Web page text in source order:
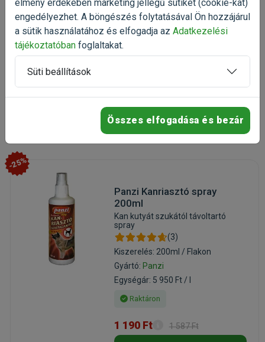
Kiszerelés: 1 db / Csomag
Gyártó:Panzi
Egységár: 735 Ft / db
735 Ft 919 Ft
Kosárba
-25%
Panzi Kanriasztó spray
200ml
Kan kutyát szukától távoltartó
spray
(3)
Kiszerelés: 200ml / Flakon
Gyártó: Panzi
Egységár: 5 950 Ft / l
Raktáron
1 190 Ft 1 587 Ft
élmény érdekében marketing jellegű sütiket (cookie-kat)
engedélyezhet. A böngészés folytatásával Ön hozzájárul
a sütik használatához és elfogadja az Adatkezelési
tájékoztatóban foglaltakat.
Süti beállítások
Összes elfogadása és bezár